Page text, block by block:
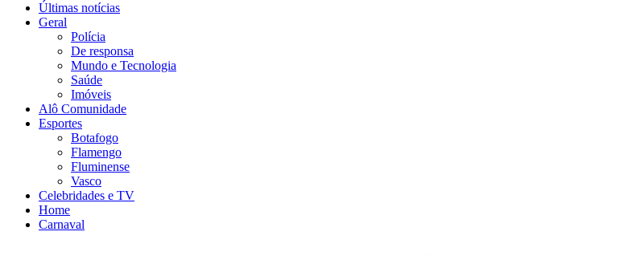
Últimas notícias
Geral
Polícia
De responsa
Mundo e Tecnologia
Saúde
Imóveis
Alô Comunidade
Esportes
Botafogo
Flamengo
Fluminense
Vasco
Celebridades e TV
Home
Carnaval